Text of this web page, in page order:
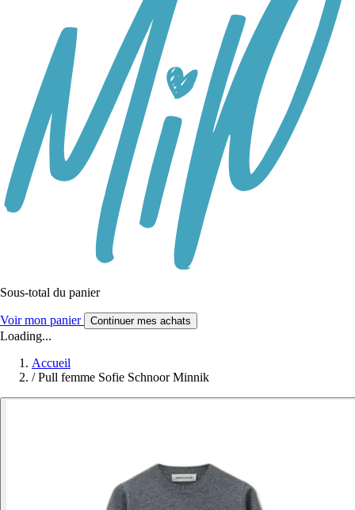
Sous-total du panier
Voir mon panier Continuer mes achats
Loading...
Accueil
/ Pull femme Sofie Schnoor Minnik